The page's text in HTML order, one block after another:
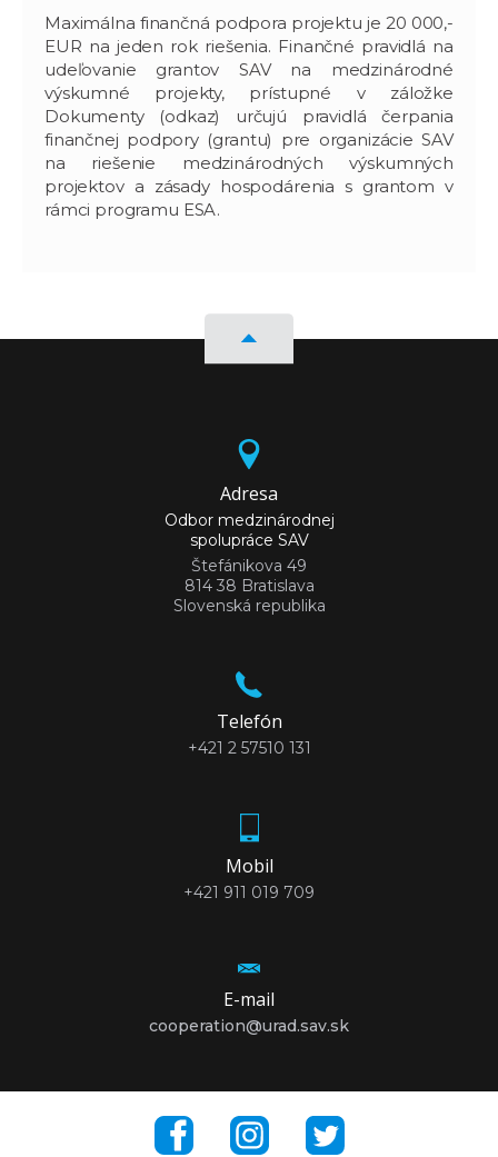
Maximálna finančná podpora projektu je 20 000,-
EUR na jeden rok riešenia. Finančné pravidlá na
udeľovanie grantov SAV na medzinárodné
výskumné projekty, prístupné v záložke
Dokumenty (odkaz) určujú pravidlá čerpania
finančnej podpory (grantu) pre organizácie SAV
na riešenie medzinárodných výskumných
projektov a zásady hospodárenia s grantom v
rámci programu ESA.
Adresa
Odbor medzinárodnej
spolupráce SAV
Štefánikova 49
814 38 Bratislava
Slovenská republika
Telefón
+421 2 57510 131
Mobil
+421 911 019 709
E-mail
cooperation@urad.sav.sk